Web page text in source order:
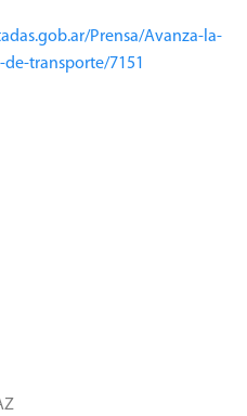
Prensa/Avanza-la-
transporte/7151